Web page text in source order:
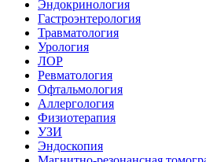
Эндокринология
Гастроэнтерология
Травматология
Урология
ЛОР
Ревматология
Офтальмология
Аллергология
Физиотерапия
УЗИ
Эндоскопия